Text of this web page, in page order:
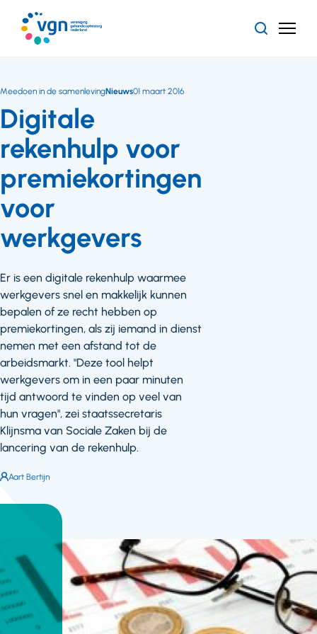
naar
hoofdinhoud
ZoekenMenu
Digitale
rekenhulp voor
premiekortingen
voor
werkgevers
Meedoen in de samenlevingNieuws01 maart 2016
Er is een digitale rekenhulp waarmee
werkgevers snel en makkelijk kunnen
bepalen of ze recht hebben op
premiekortingen, als zij iemand in dienst
nemen met een afstand tot de
arbeidsmarkt. "Deze tool helpt
werkgevers om in een paar minuten
tijd antwoord te vinden op veel van
hun vragen", zei staatssecretaris
Klijnsma van Sociale Zaken bij de
lancering van de rekenhulp.
Auteur:
Aart Bertijn